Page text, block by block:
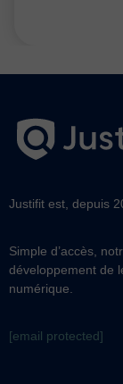
Justifit est, depuis
Simple d’accès,
développement de
numérique.
[email protected]